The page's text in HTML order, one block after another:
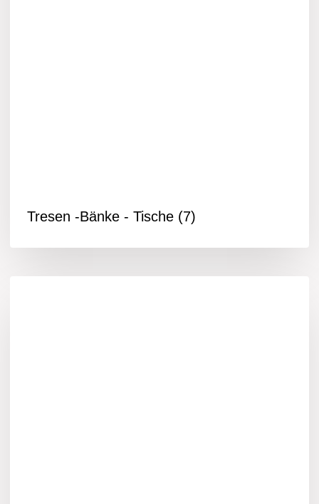
Tresen -Bänke - Tische (7)